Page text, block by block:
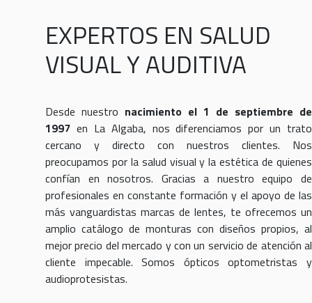
EXPERTOS EN SALUD
VISUAL Y AUDITIVA
Desde nuestro nacimiento el 1 de septiembre de
1997 en La Algaba, nos diferenciamos por un trato
cercano y directo con nuestros clientes. Nos
preocupamos por la salud visual y la estética de quienes
confían en nosotros. Gracias a nuestro equipo de
profesionales en constante formación y el apoyo de las
más vanguardistas marcas de lentes, te ofrecemos un
amplio catálogo de monturas con diseños propios, al
mejor precio del mercado y con un servicio de atención al
cliente impecable. Somos ópticos optometristas y
audioprotesistas.